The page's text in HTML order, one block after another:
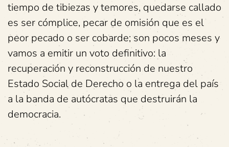
tiempo de tibiezas y temores, quedarse callado
es ser cómplice, pecar de omisión que es el
peor pecado o ser cobarde; son pocos meses y
vamos a emitir un voto definitivo: la
recuperación y reconstrucción de nuestro
Estado Social de Derecho o la entrega del país
a la banda de autócratas que destruirán la
democracia.